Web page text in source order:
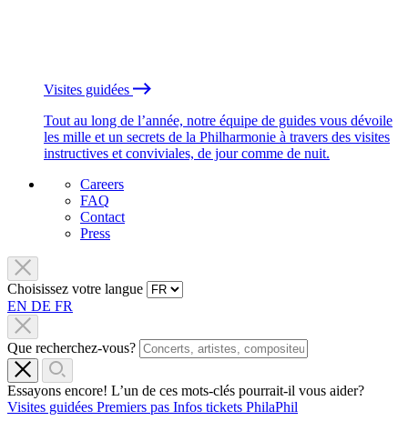
Visites guidées
Tout au long de l’année, notre équipe de guides vous dévoile
les mille et un secrets de la Philharmonie à travers des visites
instructives et conviviales, de jour comme de nuit.
Careers
FAQ
Contact
Press
Choisissez votre langue
EN DE FR
Que recherchez-vous?
Essayons encore! L’un de ces mots-clés pourrait-il vous aider?
Visites guidées Premiers pas Infos tickets PhilaPhil